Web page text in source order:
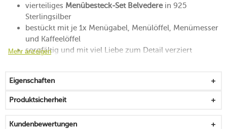
vierteiliges Menübesteck-Set Belvederein 925
Sterlingsilber
bestückt mit je 1x Menügabel, Menülöffel, Menümesser
und Kaffeelöffel
sorgfältig und mit viel Liebe zum Detail verziert
für die gehobene Tischkultur ideal geeignet
Silber wird bei häufigem Gebrauch vor dem Oxidieren
Mehr anzeigen
Eigenschaften
Produktsicherheit
Kundenbewertungen